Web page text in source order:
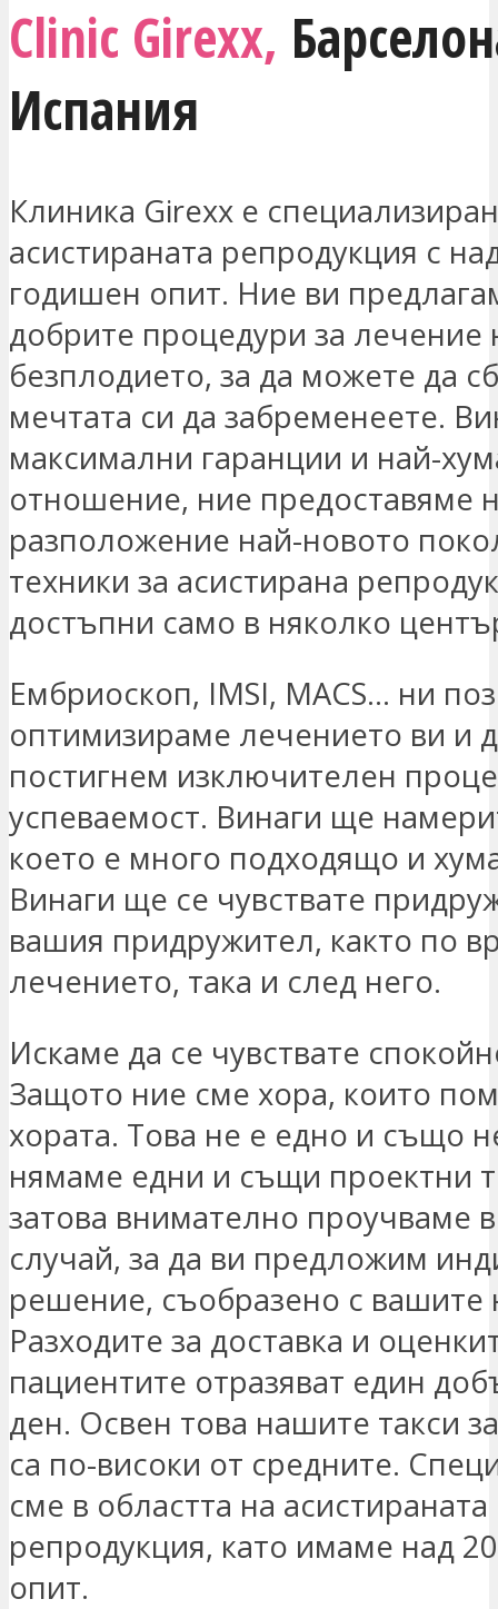
Clinic Girexx,
Испания
Клиника Girexx е
асистираната репродукция с
годишен опит. Ние ви
добрите процедури за лечение
безплодието, за да можете да
мечтата си да забременеете.
максимални гаранции и най-
отношение, ние предоставяме
разположение най-новото
техники за асистирана
достъпни само в няколко
Ембриоскоп, IMSI, MACS… ни
оптимизираме лечението ви и
постигнем изключителен
успеваемост. Винаги ще
което е много подходящо и
Винаги ще се чувствате
вашия придружител, както по
лечението, така и след него.
Искаме да се чувствате
Защото ние сме хора, които
хората. Това не е едно и също
нямаме едни и същи проектни
затова внимателно проучваме
случай, за да ви предложим
решение, съобразено с вашите
Разходите за доставка и
пациентите отразяват един
ден. Освен това нашите такси
са по-високи от средните.
сме в областта на асистираната
репродукция, като имаме над
опит.